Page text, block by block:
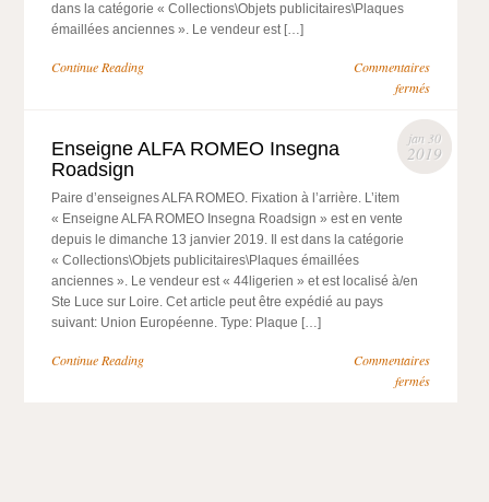
dans la catégorie « Collections\Objets publicitaires\Plaques
émaillées anciennes ». Le vendeur est […]
Continue Reading
Commentaires
fermés
jan 30
2019
Enseigne ALFA ROMEO Insegna
Roadsign
Paire d’enseignes ALFA ROMEO. Fixation à l’arrière. L’item
« Enseigne ALFA ROMEO Insegna Roadsign » est en vente
depuis le dimanche 13 janvier 2019. Il est dans la catégorie
« Collections\Objets publicitaires\Plaques émaillées
anciennes ». Le vendeur est « 44ligerien » et est localisé à/en
Ste Luce sur Loire. Cet article peut être expédié au pays
suivant: Union Européenne. Type: Plaque […]
Continue Reading
Commentaires
fermés